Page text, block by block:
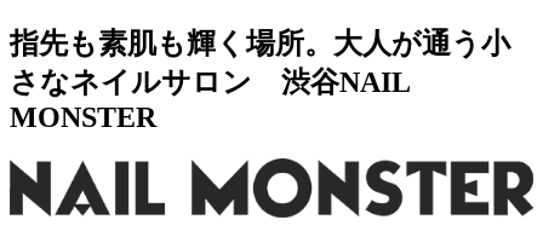
指先も素肌も輝く場所。大人が通う小
さなネイルサロン 渋谷NAIL
MONSTER